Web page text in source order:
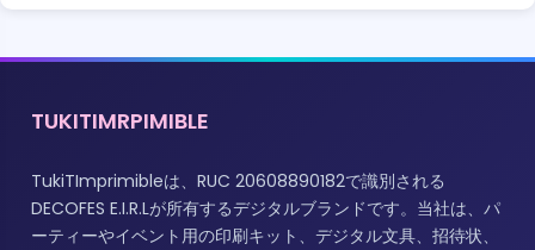
TUKITIMRPIMIBLE
TukiTImprimibleは、RUC 20608890182で識別される
DECOFES E.I.R.Lが所有するデジタルブランドです。当社は、パ
ーティーやイベント用の印刷キット、デジタル文具、招待状、